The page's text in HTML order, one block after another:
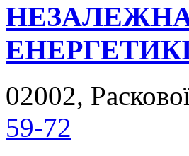
02002,
59-72